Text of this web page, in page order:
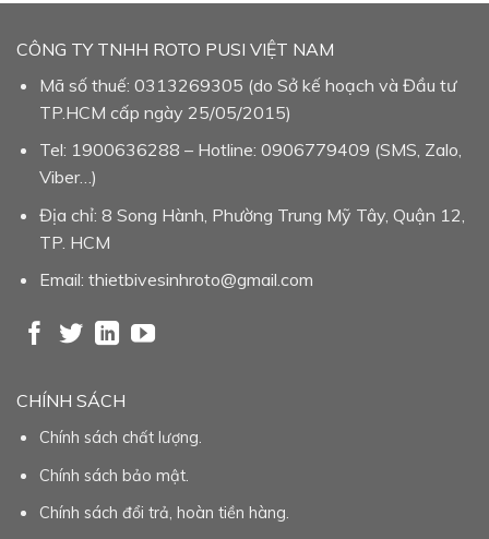
CÔNG TY TNHH ROTO PUSI VIỆT NAM
Mã số thuế: 0313269305 (do Sở kế hoạch và Đầu tư
TP.HCM cấp ngày 25/05/2015)
Tel: 1900636288 – Hotline: 0906779409 (SMS, Zalo,
Viber…)
Địa chỉ: 8 Song Hành, Phường Trung Mỹ Tây, Quận 12,
TP. HCM
Email: thietbivesinhroto@gmail.com
CHÍNH SÁCH
Chính sách chất lượng.
Chính sách bảo mật.
Chính sách đổi trả, hoàn tiền hàng.